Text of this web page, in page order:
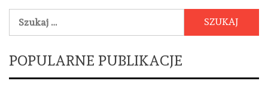
Szukaj:
POPULARNE PUBLIKACJE